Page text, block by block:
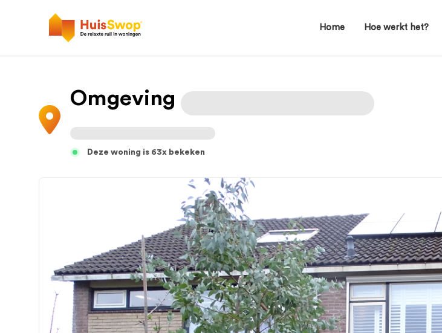
Home Hoe werkt het?
Omgeving
Deze woning is 63x bekeken